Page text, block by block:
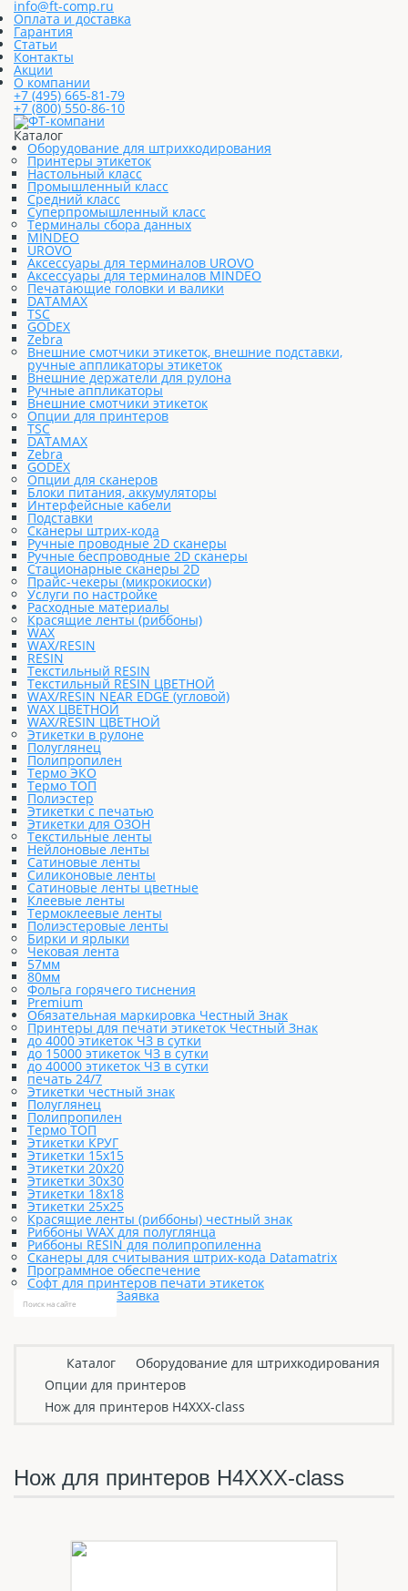
info@ft-comp.ru
Оплата и доставка
Гарантия
Статьи
Контакты
Акции
О компании
+7 (495) 665-81-79
+7 (800) 550-86-10
Каталог
Оборудование для штрихкодирования
Принтеры этикеток
Настольный класс
Промышленный класс
Средний класс
Суперпромышленный класс
Терминалы сбора данных
MINDEO
UROVO
Аксессуары для терминалов UROVO
Аксессуары для терминалов MINDEO
Печатающие головки и валики
DATAMAX
TSC
GODEX
Zebra
Внешние смотчики этикеток, внешние подставки,
ручные аппликаторы этикеток
Внешние держатели для рулона
Ручные аппликаторы
Внешние смотчики этикеток
Опции для принтеров
TSC
DATAMAX
Zebra
GODEX
Опции для сканеров
Блоки питания, аккумуляторы
Интерфейсные кабели
Подставки
Сканеры штрих-кода
Ручные проводные 2D сканеры
Ручные беспроводные 2D сканеры
Стационарные сканеры 2D
Прайс-чекеры (микрокиоски)
Услуги по настройке
Расходные материалы
Красящие ленты (риббоны)
WAX
WAX/RESIN
RESIN
Текстильный RESIN
Текстильный RESIN ЦВЕТНОЙ
WAX/RESIN NEAR EDGE (угловой)
WAX ЦВЕТНОЙ
WAX/RESIN ЦВЕТНОЙ
Этикетки в рулоне
Полуглянец
Полипропилен
Термо ЭКО
Термо ТОП
Полиэстер
Этикетки с печатью
Этикетки для ОЗОН
Текстильные ленты
Нейлоновые ленты
Сатиновые ленты
Силиконовые ленты
Сатиновые ленты цветные
Клеевые ленты
Термоклеевые ленты
Полиэстеровые ленты
Бирки и ярлыки
Чековая лента
57мм
80мм
Фольга горячего тиснения
Premium
Обязательная маркировка Честный Знак
Принтеры для печати этикеток Честный Знак
до 4000 этикеток ЧЗ в сутки
до 15000 этикеток ЧЗ в сутки
до 40000 этикеток ЧЗ в сутки
печать 24/7
Этикетки честный знак
Полуглянец
Полипропилен
Термо ТОП
Этикетки КРУГ
Этикетки 15х15
Этикетки 20х20
Этикетки 30х30
Этикетки 18х18
Этикетки 25х25
Красящие ленты (риббоны) честный знак
Риббоны WAX для полуглянца
Риббоны RESIN для полипропиленна
Сканеры для считывания штрих-кода Datamatrix
Программное обеспечение
Софт для принтеров печати этикеток
Заявка
Каталог
Оборудование для штрихкодирования
Опции для принтеров
Нож для принтеров H4XXX-class
Нож для принтеров H4XXX-class